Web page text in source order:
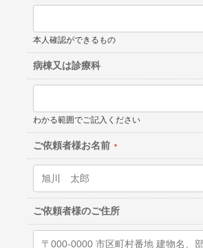
本人確認ができるもの
病棟又は診療科
わかる範囲でご記入ください
ご依頼者様お名前
ご依頼者様のご住所